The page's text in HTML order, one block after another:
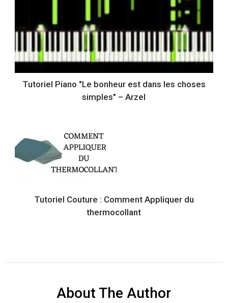
Tutoriel Piano "Le bonheur est dans les choses
simples" – Arzel
Tutoriel Couture : Comment Appliquer du
thermocollant
About The Author